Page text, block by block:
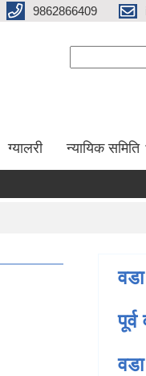
9862866409
ग्यालरी न्यायिक समिति
वडा